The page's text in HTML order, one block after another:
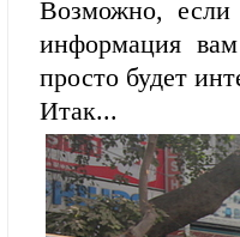
Возможно, если
информация
просто будет
Итак...